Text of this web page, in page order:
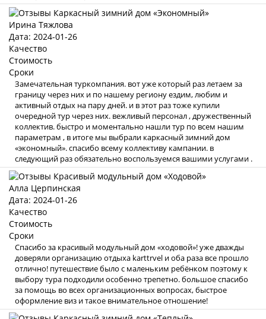
Ирина Тяжлова
Дата: 2024-01-26
Качество
Стоимость
Сроки
Замечательная туркомпания. вот уже который раз летаем за
границу через них и по нашему региону ездим, любим и
активный отдых на пару дней. и в этот раз тоже купили
очередной тур через них. вежливый персонал , дружественный
коллектив. быстро и моментально нашли тур по всем нашим
параметрам , в итоге мы выбрали каркасный зимний дом
«экономный». спасибо всему коллективу кампании. в
следующий раз обязательно воспользуемся вашими услугами .
Алла Церпинская
Дата: 2024-01-26
Качество
Стоимость
Сроки
Спасибо за красивый модульный дом «ходовой»! уже дважды
доверяли организацию отдыха karttrvel и оба раза все прошло
отлично! путешествие было с маленьким ребёнком поэтому к
выбору тура подходили особенно трепетно. большое спасибо
за помощь во всех организационных вопросах, быстрое
оформление виз и такое внимательное отношение!